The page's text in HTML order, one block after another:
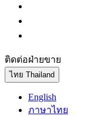
ติดต่อฝ่ายขาย
ไทย Thailand
English
ภาษาไทย